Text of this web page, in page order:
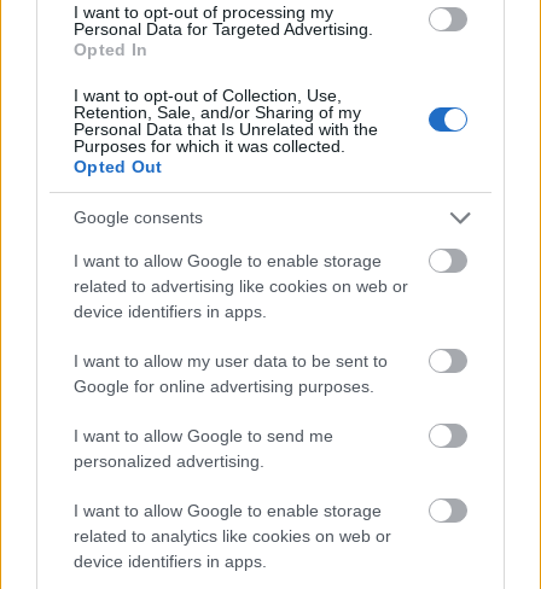
I want to opt-out of processing my
Personal Data for Targeted Advertising.
Opted In
I want to opt-out of Collection, Use,
Retention, Sale, and/or Sharing of my
Personal Data that Is Unrelated with the
Purposes for which it was collected.
Opted Out
Google consents
I want to allow Google to enable storage
related to advertising like cookies on web or
device identifiers in apps.
I want to allow my user data to be sent to
Google for online advertising purposes.
I want to allow Google to send me
personalized advertising.
I want to allow Google to enable storage
related to analytics like cookies on web or
device identifiers in apps.
Kormányinfó: még augusztusban
megválaszthatják a vagyonvisszaszerzési
hivatal vezetőit
HÍREK 2 órája
Spanyol határ: gyerekek százai várnak
bejutásra, egy siklóernyős átkelés közben
HÍREK 3 órája